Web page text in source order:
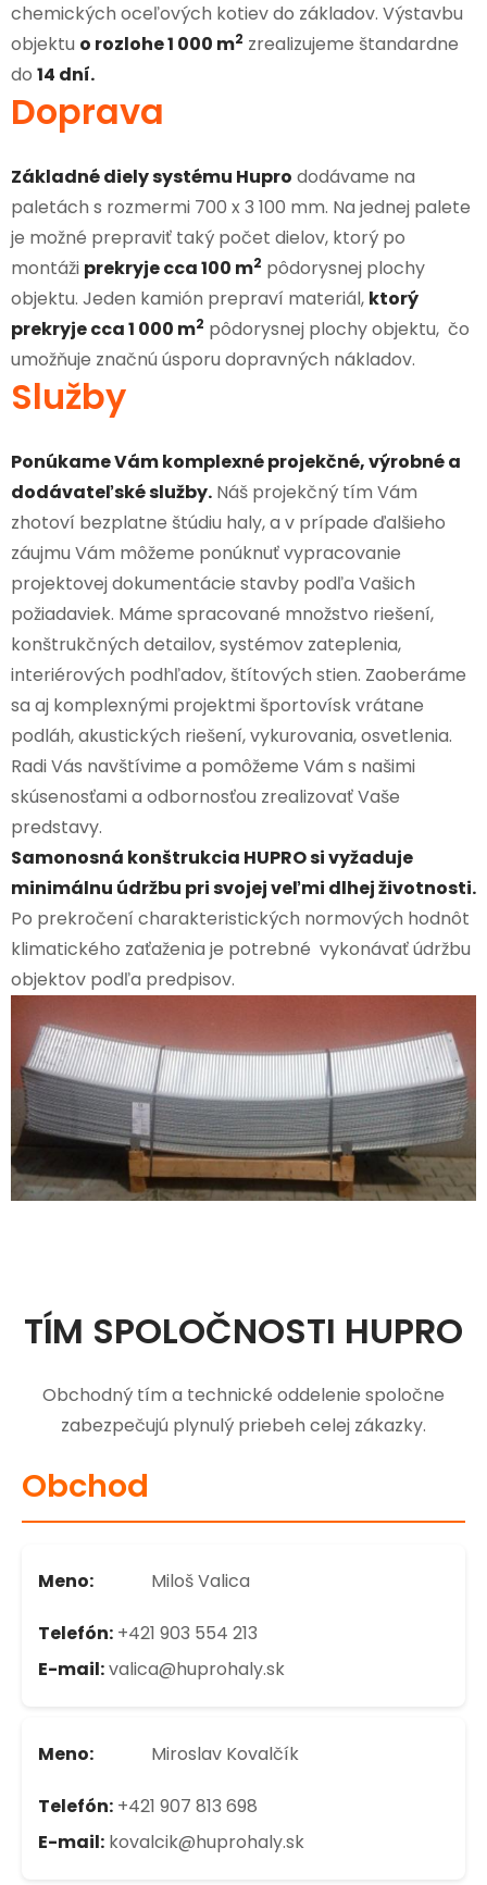
chemických oceľových kotiev do základov. Výstavbu
objektu o rozlohe 1 000 m2 zrealizujeme štandardne
do 14 dní.
Doprava
Základné diely systému Hupro dodávame na
paletách s rozmermi 700 x 3 100 mm. Na jednej palete
je možné prepraviť taký počet dielov, ktorý po
montáži prekryje cca 100 m2 pôdorysnej plochy
objektu. Jeden kamión prepraví materiál, ktorý
prekryje cca 1 000 m2 pôdorysnej plochy objektu, čo
umožňuje značnú úsporu dopravných nákladov.
Služby
Ponúkame Vám komplexné projekčné, výrobné a
dodávateľské služby. Náš projekčný tím Vám
zhotoví bezplatne štúdiu haly, a v prípade ďalšieho
záujmu Vám môžeme ponúknuť vypracovanie
projektovej dokumentácie stavby podľa Vašich
požiadaviek. Máme spracované množstvo riešení,
konštrukčných detailov, systémov zateplenia,
interiérových podhľadov, štítových stien. Zaoberáme
sa aj komplexnými projektmi športovísk vrátane
podláh, akustických riešení, vykurovania, osvetlenia.
Radi Vás navštívime a pomôžeme Vám s našimi
skúsenosťami a odbornosťou zrealizovať Vaše
predstavy.
Samonosná konštrukcia HUPRO si vyžaduje
minimálnu údržbu pri svojej veľmi dlhej životnosti.
Po prekročení charakteristických normových hodnôt
klimatického zaťaženia je potrebné vykonávať údržbu
objektov podľa predpisov.
TÍM SPOLOČNOSTI HUPRO
Obchodný tím a technické oddelenie spoločne
zabezpečujú plynulý priebeh celej zákazky.
Obchod
Meno: Miloš Valica
Telefón: +421 903 554 213
E-mail:valica@huprohaly.sk
Meno: Miroslav Kovalčík
Telefón: +421 907 813 698
E-mail: kovalcik@huprohaly.sk